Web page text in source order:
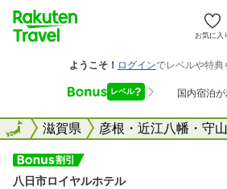
お気に入
全国滋賀県 彦根・近江八幡・守
全国
八日市ロイヤルホテル